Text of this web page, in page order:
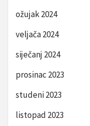
ožujak 2024
veljača 2024
siječanj 2024
prosinac 2023
studeni 2023
listopad 2023